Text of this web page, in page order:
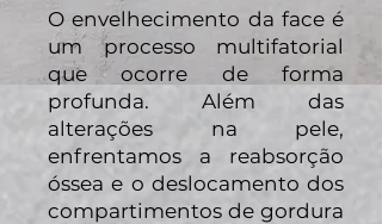
O envelhecimento da face é
um processo multifatorial
que ocorre de forma
profunda. Além das
alterações na pele,
enfrentamos a reabsorção
óssea e o deslocamento dos
compartimentos de gordura